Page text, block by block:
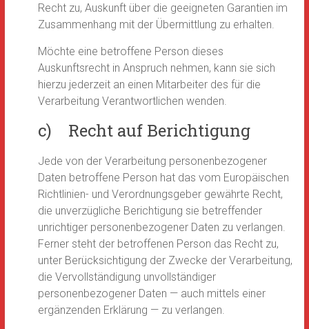
Recht zu, Auskunft über die geeigneten Garantien im
Zusammenhang mit der Übermittlung zu erhalten.
Möchte eine betroffene Person dieses
Auskunftsrecht in Anspruch nehmen, kann sie sich
hierzu jederzeit an einen Mitarbeiter des für die
Verarbeitung Verantwortlichen wenden.
c) Recht auf Berichtigung
Jede von der Verarbeitung personenbezogener
Daten betroffene Person hat das vom Europäischen
Richtlinien- und Verordnungsgeber gewährte Recht,
die unverzügliche Berichtigung sie betreffender
unrichtiger personenbezogener Daten zu verlangen.
Ferner steht der betroffenen Person das Recht zu,
unter Berücksichtigung der Zwecke der Verarbeitung,
die Vervollständigung unvollständiger
personenbezogener Daten — auch mittels einer
ergänzenden Erklärung — zu verlangen.